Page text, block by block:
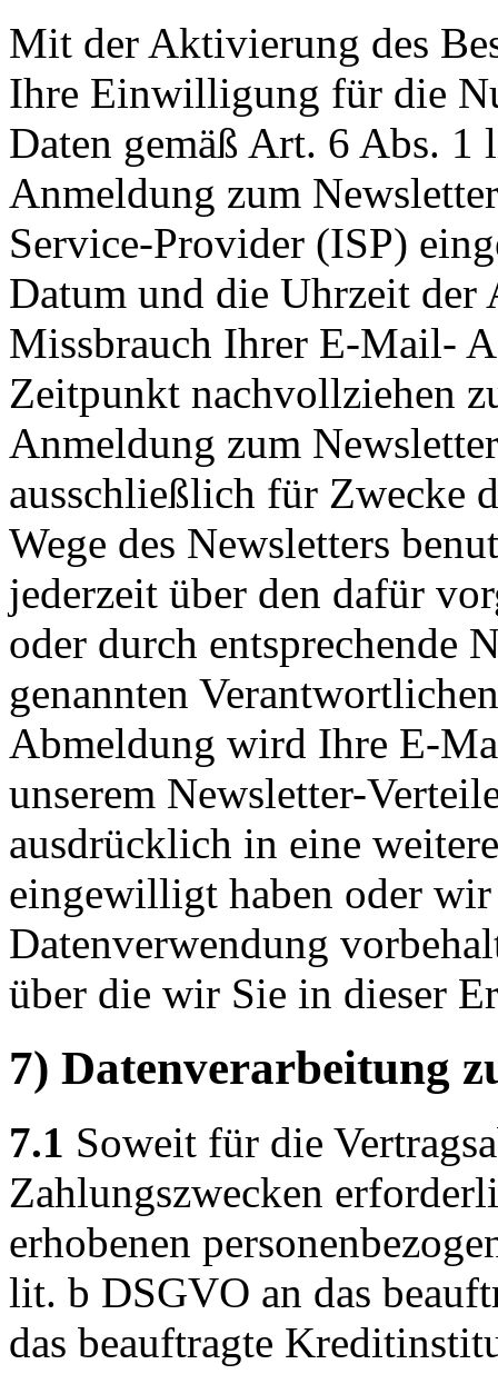
Mit der Aktivierung des
Ihre Einwilligung für die
Daten gemäß Art. 6 Abs.
Anmeldung zum
Service-Provider (ISP)
Datum und die Uhrzeit der
Missbrauch Ihrer E-Mail-
Zeitpunkt nachvollziehen
Anmeldung zum
ausschließlich für Zwecke
Wege des Newsletters
jederzeit über den dafür
oder durch entsprechende
genannten
Abmeldung wird Ihre E-
unserem Newsletter-
ausdrücklich in eine
eingewilligt haben oder wir
Datenverwendung
über die wir Sie in dieser
7) Datenverarbeitung
7.1 Soweit für die
Zahlungszwecken
erhobenen
lit. b DSGVO an das
das beauftragte